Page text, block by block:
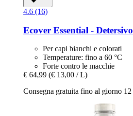
4.6 (16)
Ecover Essential -​
Per capi bianchi e colorati
Temperature: fino a 60 °C
Forte contro le macchie
€ 64,99 (€ 13,00 / L)
Consegna gratuita fino al giorno 12